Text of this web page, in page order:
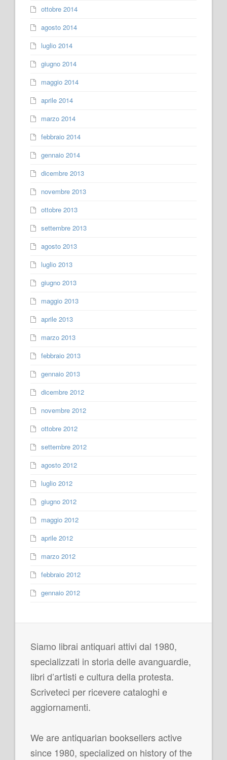
ottobre 2014
agosto 2014
luglio 2014
giugno 2014
maggio 2014
aprile 2014
marzo 2014
febbraio 2014
gennaio 2014
dicembre 2013
novembre 2013
ottobre 2013
settembre 2013
agosto 2013
luglio 2013
giugno 2013
maggio 2013
aprile 2013
marzo 2013
febbraio 2013
gennaio 2013
dicembre 2012
novembre 2012
ottobre 2012
settembre 2012
agosto 2012
luglio 2012
giugno 2012
maggio 2012
aprile 2012
marzo 2012
febbraio 2012
gennaio 2012
Siamo librai antiquari attivi dal 1980,
specializzati in storia delle avanguardie,
libri d’artisti e cultura della protesta.
Scriveteci per ricevere cataloghi e
aggiornamenti.
We are antiquarian booksellers active
since 1980, specialized on history of the